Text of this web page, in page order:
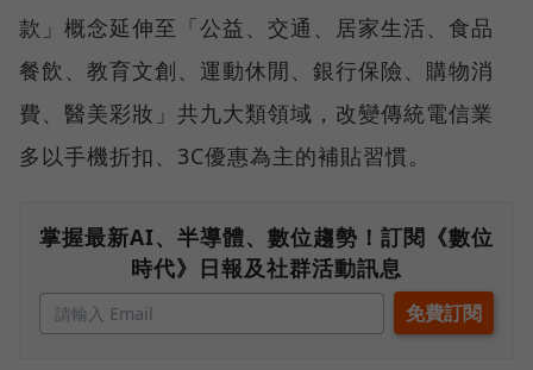
款」概念延伸至「公益、交通、居家生活、食品
餐飲、教育文創、運動休閒、銀行保險、購物消
費、醫美彩妝」共九大類領域，改變傳統電信業
多以手機折扣、3C優惠為主的補貼習慣。
掌握最新AI、半導體、數位趨勢！訂閱《數位
時代》日報及社群活動訊息